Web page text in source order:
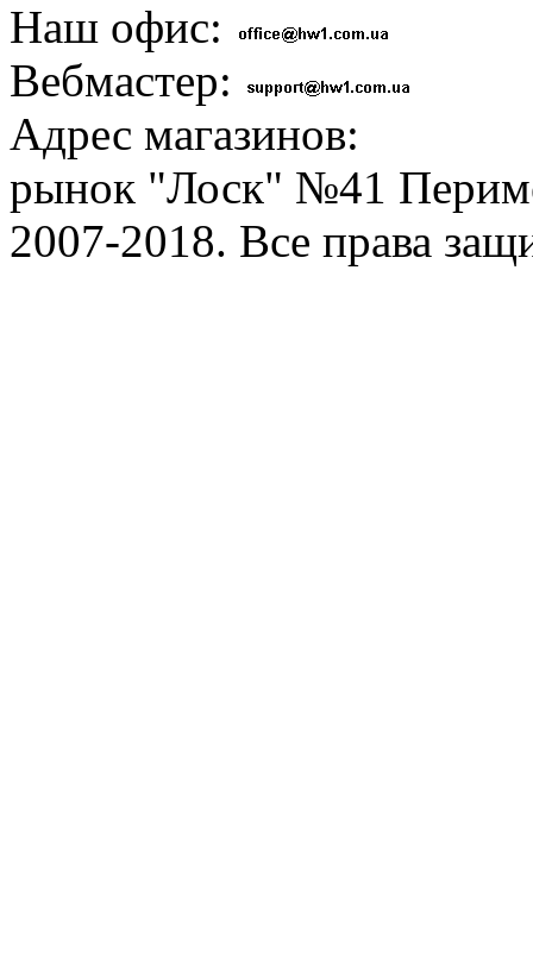
Наш офис:
Вебмастер:
Адрес магазинов:
рынок "Лоск" №41
2007-2018. Все права